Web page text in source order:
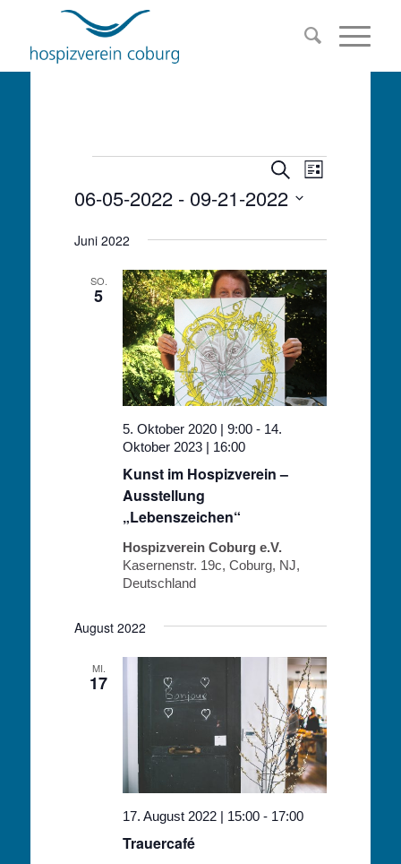
Veranstaltungen
Suche
und
Ansichten,
Navigation
Suche
Liste
06-05-2022 - 09-21-2022
wählen.
Juni 2022
SO.
5
Kunst im Hospizverein –
Ausstellung
„Lebenszeichen“
5. Oktober 2020 | 9:00 - 14.
Oktober 2023 | 16:00
Hospizverein Coburg e.V.
Kasernenstr. 19c, Coburg, NJ,
Deutschland
August 2022
MI.
17
Trauercafé
17. August 2022 | 15:00 - 17:00